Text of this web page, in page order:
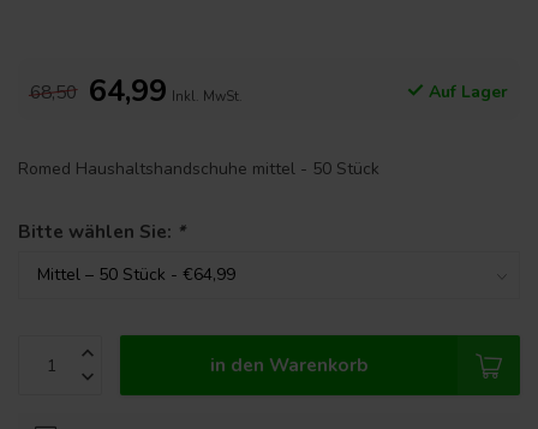
68,50 64,99 Inkl. MwSt. Auf Lager
Romed Haushaltshandschuhe mittel - 50 Stück
Bitte wählen Sie: *
in den Warenkorb